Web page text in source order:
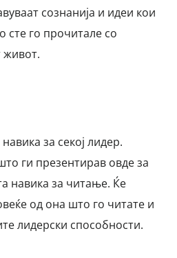
сознанија и идеи кои
сте го прочитале со
живот.
за секој лидер.
ги презентирав овде за
навика за читање. Ќе
од она што го читате и
лидерски способности.